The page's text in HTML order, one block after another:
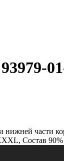
части
Состав